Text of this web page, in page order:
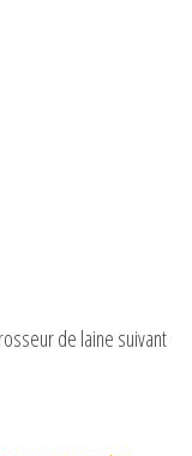
de laine suivant